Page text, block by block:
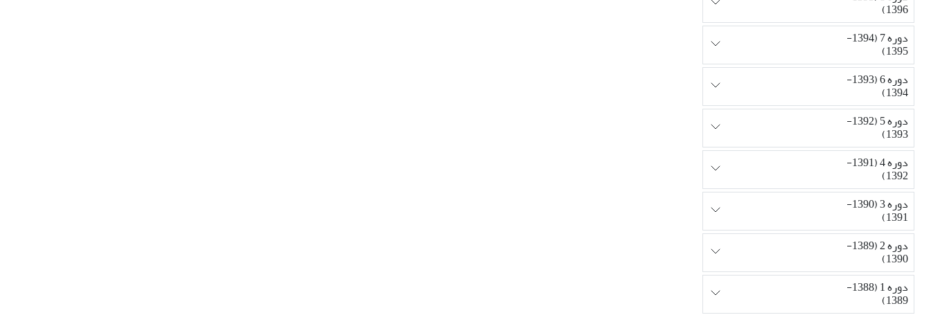
1396)
دوره 7 (1394-
1395)
دوره 6 (1393-
1394)
دوره 5 (1392-
1393)
دوره 4 (1391-
1392)
دوره 3 (1390-
1391)
دوره 2 (1389-
1390)
دوره 1 (1388-
1389)